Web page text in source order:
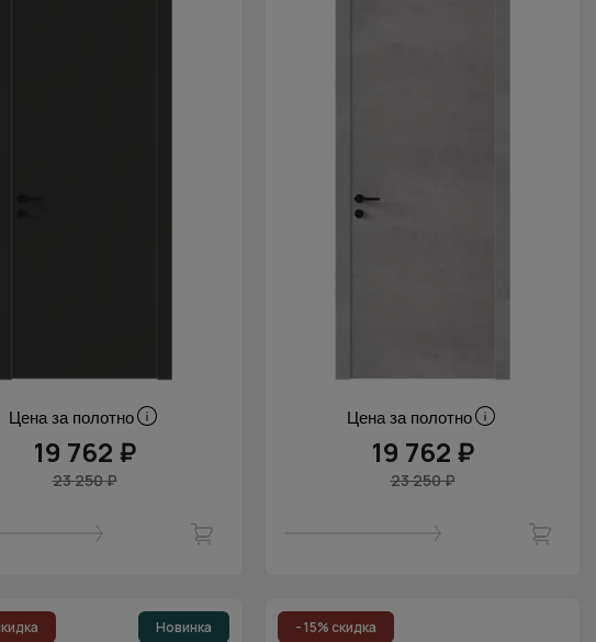
Цена за полотно
19 762 ₽
23 250 ₽
Цена за полотно
19 762 ₽
23 250 ₽
Новинка - 15% скидка